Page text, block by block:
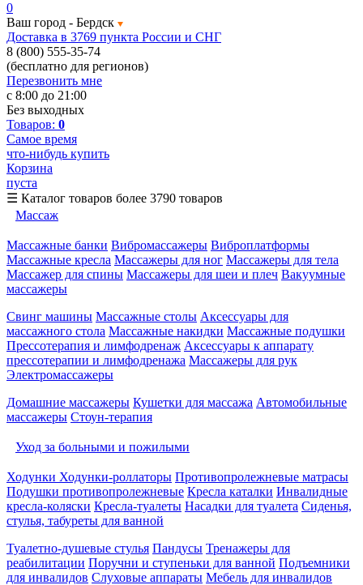
0
Ваш город - Бердск
Доставка в 3769 пункта России и СНГ
8 (800) 555-35-74
(бесплатно для регионов)
Перезвонить мне
с 8:00 до 21:00
Без выходных
Товаров: 0
Самое время
что-нибудь купить
Корзина
пуста
☰ Каталог товаров более 3790 товаров
Массаж
Массажные банки Вибромассажеры Виброплатформы
Массажные кресла Массажеры для ног Массажеры для тела
Массажер для спины Массажеры для шеи и плеч Вакуумные
массажеры
Свинг машины Массажные столы Аксессуары для
массажного стола Массажные накидки Массажные подушки
Прессотерапия и лимфодренаж Аксессуары к аппарату
прессотерапии и лимфодренажа Массажеры для рук
Электромассажеры
Домашние массажеры Кушетки для массажа Автомобильные
массажеры Стоун-терапия
Уход за больными и пожилыми
Ходунки Ходунки-роллаторы Противопролежневые матрасы
Подушки противопролежневые Кресла каталки Инвалидные
кресла-коляски Кресла-туалеты Насадки для туалета Сиденья,
стулья, табуреты для ванной
Туалетно-душевые стулья Пандусы Тренажеры для
реабилитации Поручни и ступеньки для ванной Подъемники
для инвалидов Слуховые аппараты Мебель для инвалидов